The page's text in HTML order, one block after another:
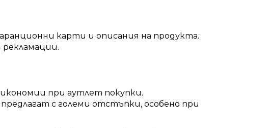
карти и описания на продукта.
рекламации.
при аутлет покупки.
с големи отстъпки, особено при